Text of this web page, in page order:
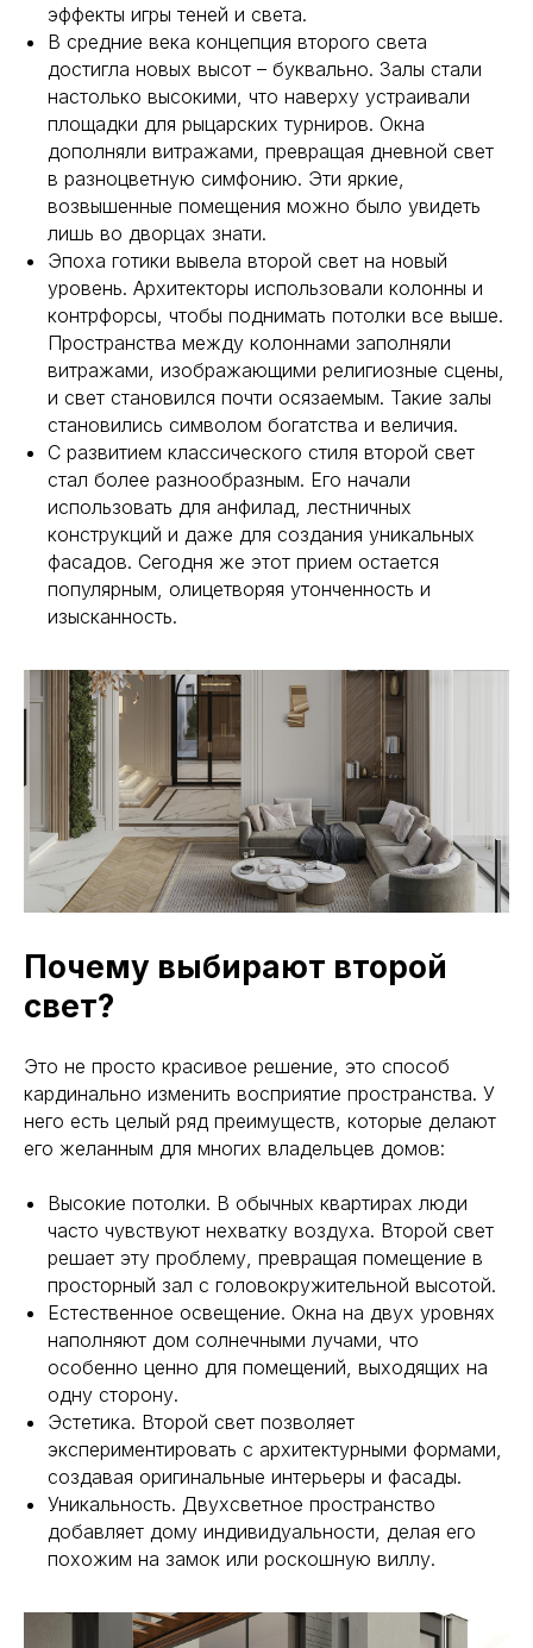
эффекты игры теней и света.
В средние века концепция второго света
достигла новых высот – буквально. Залы стали
настолько высокими, что наверху устраивали
площадки для рыцарских турниров. Окна
дополняли витражами, превращая дневной свет
в разноцветную симфонию. Эти яркие,
возвышенные помещения можно было увидеть
лишь во дворцах знати.
Эпоха готики вывела второй свет на новый
уровень. Архитекторы использовали колонны и
контрфорсы, чтобы поднимать потолки все выше.
Пространства между колоннами заполняли
витражами, изображающими религиозные сцены,
и свет становился почти осязаемым. Такие залы
становились символом богатства и величия.
С развитием классического стиля второй свет
стал более разнообразным. Его начали
использовать для анфилад, лестничных
конструкций и даже для создания уникальных
фасадов. Сегодня же этот прием остается
популярным, олицетворяя утонченность и
изысканность.
Почему выбирают второй
свет?
Это не просто красивое решение, это способ
кардинально изменить восприятие пространства. У
него есть целый ряд преимуществ, которые делают
его желанным для многих владельцев домов:
Высокие потолки. В обычных квартирах люди
часто чувствуют нехватку воздуха. Второй свет
решает эту проблему, превращая помещение в
просторный зал с головокружительной высотой.
Естественное освещение. Окна на двух уровнях
наполняют дом солнечными лучами, что
особенно ценно для помещений, выходящих на
одну сторону.
Эстетика. Второй свет позволяет
экспериментировать с архитектурными формами,
создавая оригинальные интерьеры и фасады.
Уникальность. Двухсветное пространство
добавляет дому индивидуальности, делая его
похожим на замок или роскошную виллу.